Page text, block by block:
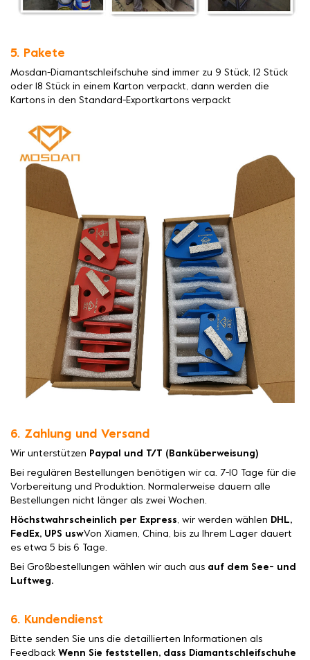
5. Pakete
Mosdan-Diamantschleifschuhe sind immer zu 9 Stück, 12 Stück
oder 18 Stück in einem Karton verpackt, dann werden die
Kartons in den Standard-Exportkartons verpackt
6. Zahlung und Versand
Wir unterstützen Paypal und T/T (Banküberweisung)
Bei regulären Bestellungen benötigen wir ca. 7-10 Tage für die
Vorbereitung und Produktion. Normalerweise dauern alle
Bestellungen nicht länger als zwei Wochen.
Höchstwahrscheinlich per Express, wir werden wählen DHL,
FedEx, UPS uswVon Xiamen, China, bis zu Ihrem Lager dauert
es etwa 5 bis 6 Tage.
Bei Großbestellungen wählen wir auch aus auf dem See- und
Luftweg.
6. Kundendienst
Bitte senden Sie uns die detaillierten Informationen als
Feedback Wenn Sie feststellen, dass Diamantschleifschuhe